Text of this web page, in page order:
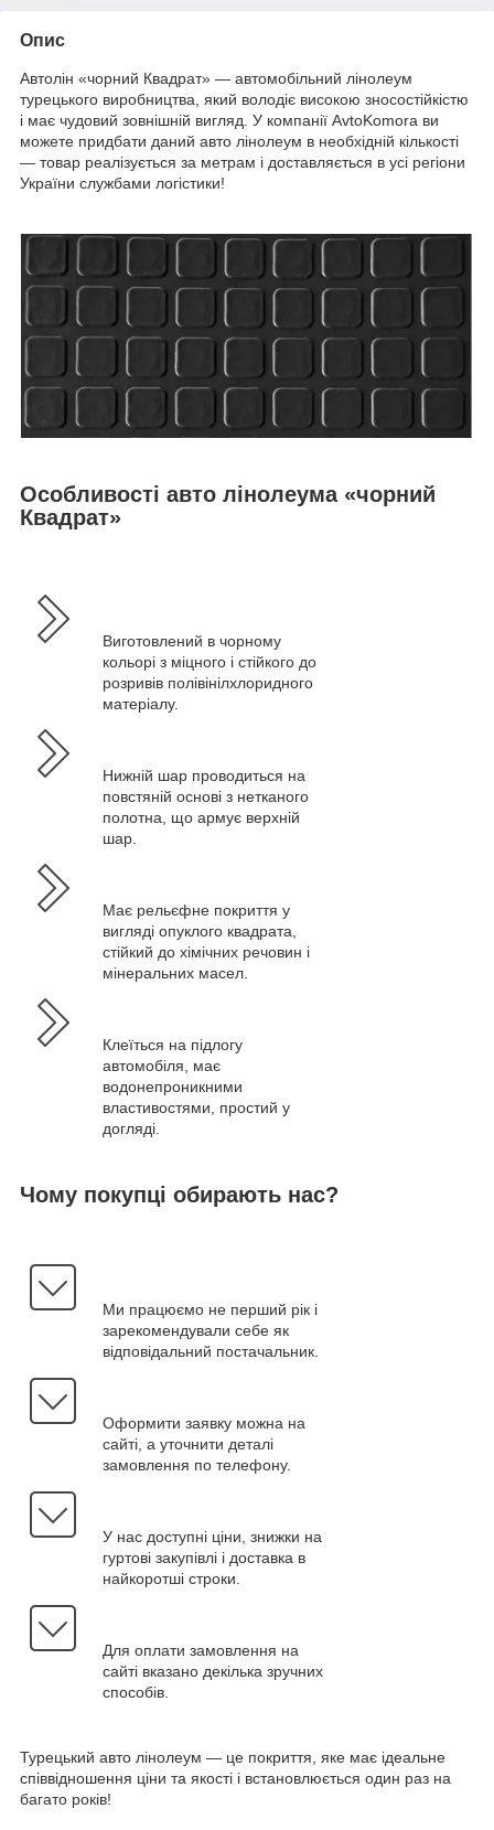
Опис
Автолін «чорний Квадрат» — автомобільний лінолеум
турецького виробництва, який володіє високою зносостійкістю
і має чудовий зовнішній вигляд. У компанії AvtoKomora ви
можете придбати даний авто лінолеум в необхідній кількості
— товар реалізується за метрам і доставляється в усі регіони
України службами логістики!
Особливості авто лінолеума «чорний
Квадрат»
Виготовлений в чорному
кольорі з міцного і стійкого до
розривів полівінілхлоридного
матеріалу.
Нижній шар проводиться на
повстяній основі з нетканого
полотна, що армує верхній
шар.
Має рельєфне покриття у
вигляді опуклого квадрата,
стійкий до хімічних речовин і
мінеральних масел.
Клеїться на підлогу
автомобіля, має
водонепроникними
властивостями, простий у
догляді.
Чому покупці обирають нас?
Ми працюємо не перший рік і
зарекомендували себе як
відповідальний постачальник.
Оформити заявку можна на
сайті, а уточнити деталі
замовлення по телефону.
У нас доступні ціни, знижки на
гуртові закупівлі і доставка в
найкоротші строки.
Для оплати замовлення на
сайті вказано декілька зручних
способів.
Турецький авто лінолеум — це покриття, яке має ідеальне
співвідношення ціни та якості і встановлюється один раз на
багато років!